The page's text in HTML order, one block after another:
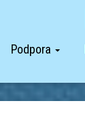
Podpora